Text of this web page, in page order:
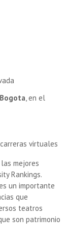
Bogota, en el
virtuales
mejores
Rankings.
un importante
que
teatros
son patrimonio